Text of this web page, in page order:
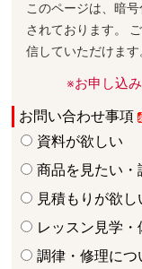
このページは、暗
されております。
信していただけま
※お申し込
お問い合わせ事項
資料が欲しい
商品を見たい・
見積もりが欲
レッスン見学
調律・修理につ